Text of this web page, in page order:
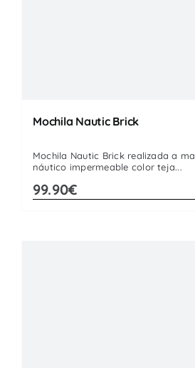
Mochila Nautic Brick
Mochila Nautic Brick realizada a
náutico impermeable color teja...
99.90€